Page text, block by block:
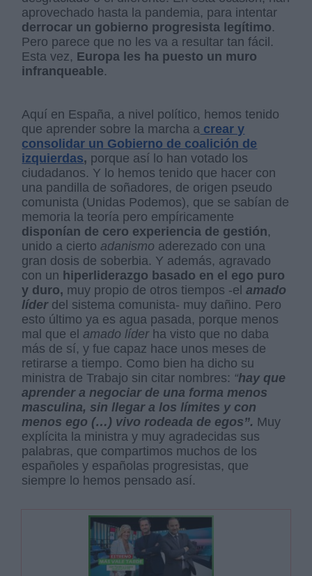
aprovechado hasta la pandemia, para intentar
derrocar un gobierno progresista legítimo.
Pero parece que no les va a resultar tan fácil.
Esta vez, Europa les ha puesto un muro
infranqueable.
Aquí en España, a nivel político, hemos tenido
que aprender sobre la marcha a crear y
consolidar un Gobierno de coalición de
izquierdas, porque así lo han votado los
ciudadanos. Y lo hemos tenido que hacer con
una pandilla de soñadores, de origen pseudo
comunista (Unidas Podemos), que se sabían de
memoria la teoría pero empíricamente
disponían de cero experiencia de gestión,
unido a ciertoadanismo aderezado con una
gran dosis de soberbia. Y además, agravado
con un hiperliderazgo basado en el ego puro
y duro, muy propio de otros tiempos -elamado
líder del sistema comunista- muy dañino. Pero
esto último ya es agua pasada, porque menos
mal que elamado líder ha visto que no daba
más de sí, y fue capaz hace unos meses de
retirarse a tiempo. Como bien ha dicho su
ministra de Trabajo sin citar nombres: “hay que
aprender a negociar de una forma menos
masculina, sin llegar a los límites y con
menos ego (…) vivo rodeada de egos”. Muy
explícita la ministra y muy agradecidas sus
palabras, que compartimos muchos de los
españoles y españolas progresistas, que
siempre lo hemos pensado así.